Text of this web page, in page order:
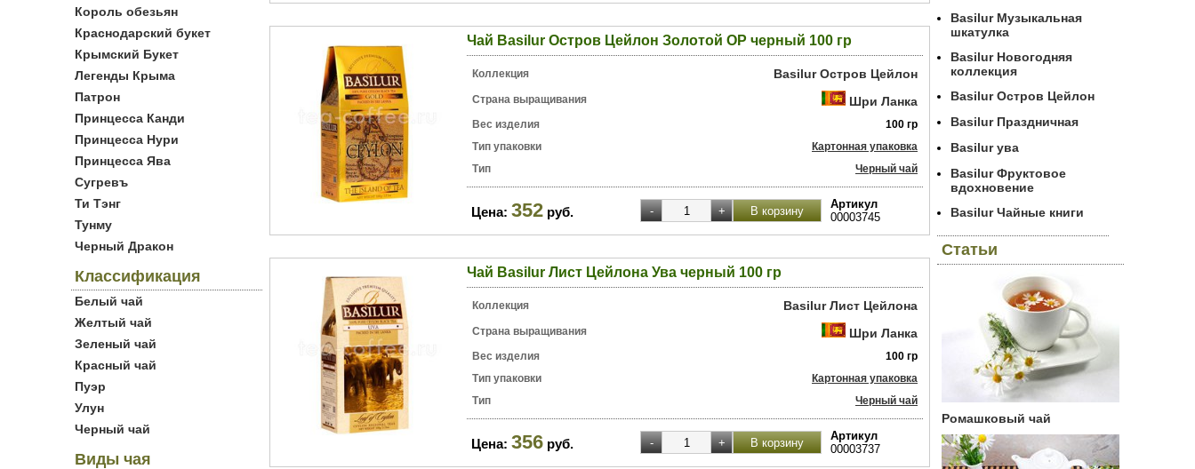
Король обезьян
Краснодарский букет
Крымский Букет
Легенды Крыма
Патрон
Принцесса Канди
Принцесса Нури
Принцесса Ява
Сугревъ
Ти Тэнг
Тунму
Черный Дракон
Классификация
Белый чай
Желтый чай
Зеленый чай
Красный чай
Пуэр
Улун
Черный чай
Виды чая
Чай Basilur Остров Цейлон Золотой OP черный 100 гр
Коллекция Basilur Остров Цейлон
Страна выращивания Шри Ланка
Вес изделия
100 гр
Тип упаковки
Картонная упаковка
Тип
Черный чай
Цена: 352 руб.
Артикул
00003745
Чай Basilur Лист Цейлона Ува черный 100 гр
Коллекция Basilur Лист Цейлона
Страна выращивания Шри Ланка
Вес изделия
100 гр
Тип упаковки
Картонная упаковка
Тип
Черный чай
Цена: 356 руб.
Артикул
00003737
Basilur Музыкальная
шкатулка
Basilur Новогодняя
коллекция
Basilur Остров Цейлон
Basilur Праздничная
Basilur ува
Basilur Фруктовое
вдохновение
Basilur Чайные книги
Статьи
Ромашковый чай